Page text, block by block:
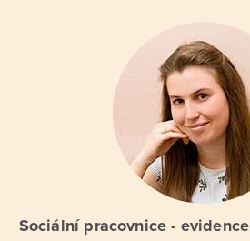
Sociální pracovnice -